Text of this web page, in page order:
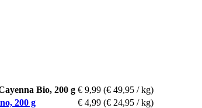
Bio, 200 g € 9,99 (€ 49,95 / kg)
200 g
€ 4,99 (€ 24,95 / kg)